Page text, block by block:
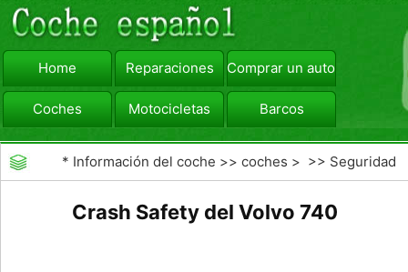
Home Reparaciones Comprar un automóvil
Coches Motocicletas Barcos
viajar Camiones
* Información del coche >>coches > >> Seguridad
Crash Safety del Volvo 740